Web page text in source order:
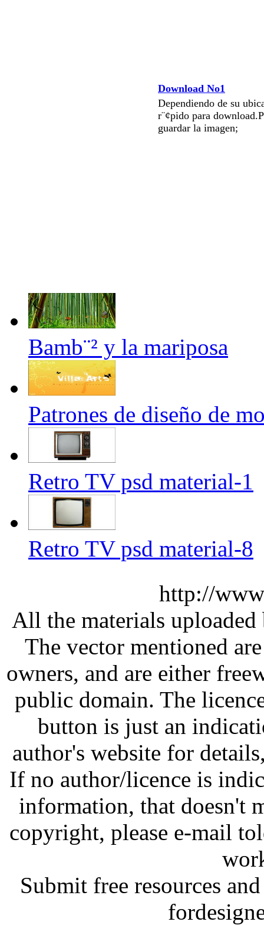
Download No1
Dependiendo de su
r¨¢pido para
guardar la imagen;
Bamb¨² y la mariposa
Patrones de diseño de
Retro TV psd material-1
Retro TV psd material-8
http://
All the materials
The vector mentioned
owners, and are either
public domain. The
button is just an
author's website for
If no author/licence is
information, that doesn't
copyright, please e-mail
Submit free resources